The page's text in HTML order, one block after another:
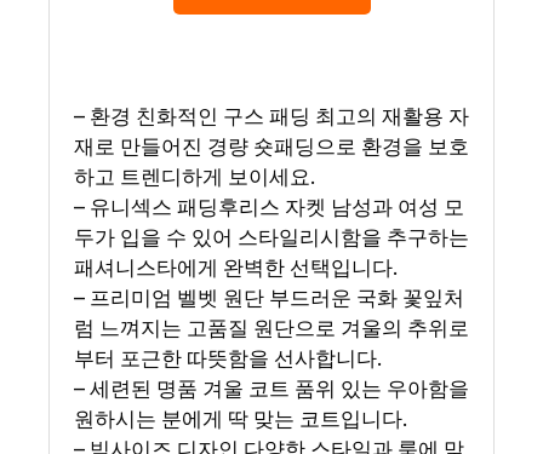
– 환경 친화적인 구스 패딩 최고의 재활용 자
재로 만들어진 경량 숏패딩으로 환경을 보호
하고 트렌디하게 보이세요.
– 유니섹스 패딩후리스 자켓 남성과 여성 모
두가 입을 수 있어 스타일리시함을 추구하는
패셔니스타에게 완벽한 선택입니다.
– 프리미엄 벨벳 원단 부드러운 국화 꽃잎처
럼 느껴지는 고품질 원단으로 겨울의 추위로
부터 포근한 따뜻함을 선사합니다.
– 세련된 명품 겨울 코트 품위 있는 우아함을
원하시는 분에게 딱 맞는 코트입니다.
– 빅사이즈 디자인 다양한 스타일과 룩에 맞